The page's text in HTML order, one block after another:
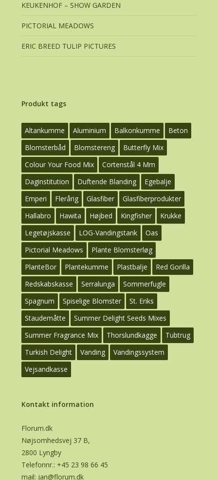
KEUKENHOF – SHOW GARDEN
PICTORIAL MEADOWS
ERIC BREED TULIP PICTURES
Produkt tags
Altankumme Aluminium Balkonkumme
Beton
Blomsterbåd
Blomstereng
Butterfly Mix
Colour Your Food Mix
Cortenstål 4 Mm
Daginstitution
Duftende Blanding
Egebalje
Emperi
Flerårig Glasfiber
Glasfiberprodukter
Hallabro
Hawita Højbed Kingfisher
Krukke
Legetøjskasse
LOG-Vandingstank
Oas
Pictorial Meadows
Plante Blomsterløg
PlanteBor
Plantekumme Plastbalje
Red Gorilla
Redskabskasse
Serralunga
Sommerfugle
Spagnum
Spiselige Blomster
St. Eriks
Staudemåtte
Summer Delight Seeds Mixes
Summer Fragrance Mix
Thorslundkagge
Tubtrug
Turkish Delight
Vanding
Vandingssystem
Vejsandkasse
Kontakt information
Florum.dk
Nøjsomhedsvej 37 B,
2800 Lyngby
Telefonnr.: +45 23 98 66 45
mail: jan@florum.dk